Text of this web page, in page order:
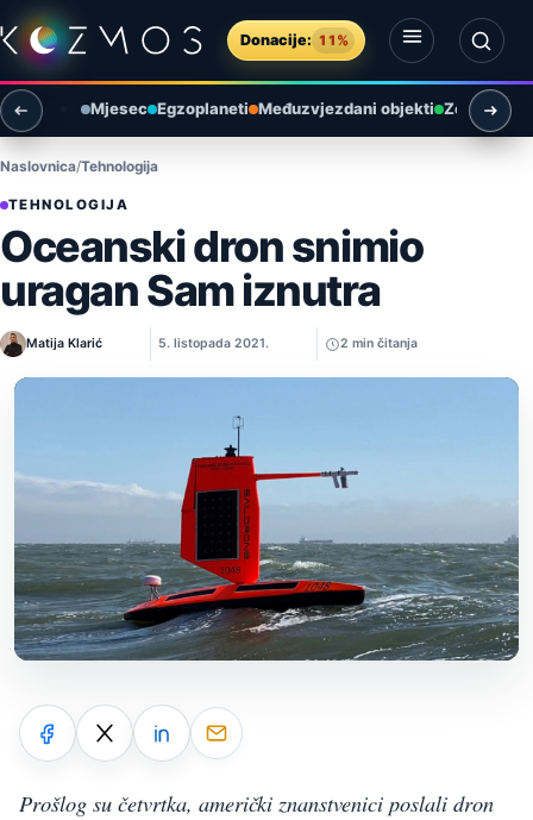
Preskoči na sadržaj
Donacije: 11%
Otvori izbornik
Otvori pretragu
Mjesec Egzoplaneti Međuzvjezdani objekti Zemlja i
Naslovnica Tehnologija
TEHNOLOGIJA
Oceanski dron snimio
uragan Sam iznutra
Matija Klarić 5. listopada 2021. 2 min čitanja
Prošlog su četvrtka, američki znanstvenici poslali dron